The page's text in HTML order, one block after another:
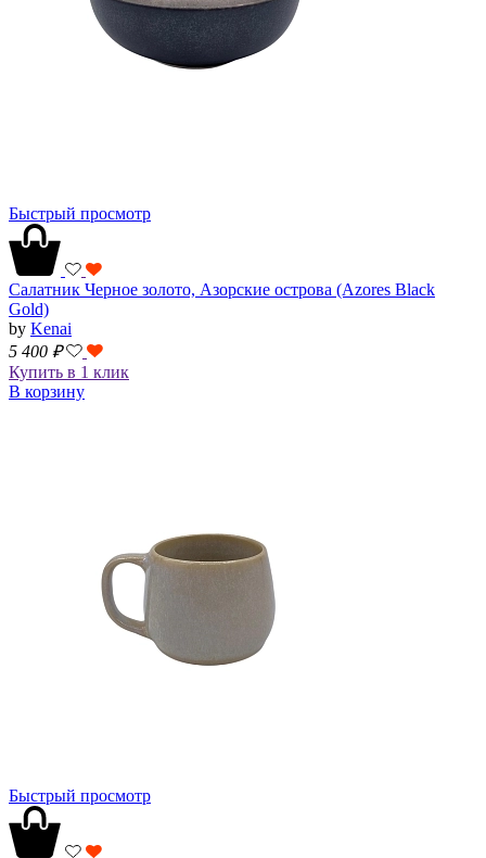
Быстрый просмотр
Салатник Черное золото, Азорские острова (Azores Black
Gold)
by Kenai
5 400 ₽
Купить в 1 клик
В корзину
Быстрый просмотр